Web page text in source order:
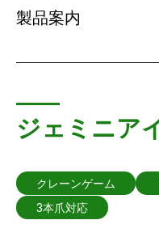
製品案内
ジェミニア
クレーンゲーム
3本爪対応